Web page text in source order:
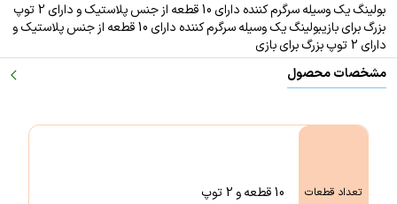
بولینگ یک وسیله سرگرم کننده دارای 10 قطعه از جنس پلاستیک و دارای 2 توپ
بزرگ برای بازی
بولینگ یک وسیله سرگرم کننده دارای 10 قطعه از جنس پلاستیک و
دارای 2 توپ بزرگ برای بازی
مشخصات محصول
تعداد قطعات 10 قطعه و 2 توپ